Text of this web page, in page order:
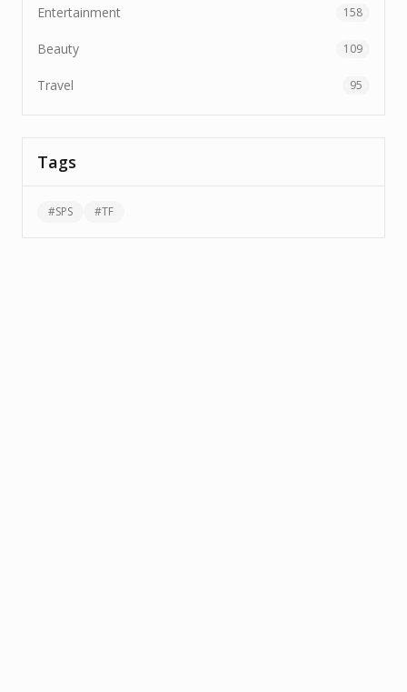
Entertainment 158
Beauty 109
Travel 95
Tags
#SPS #TF